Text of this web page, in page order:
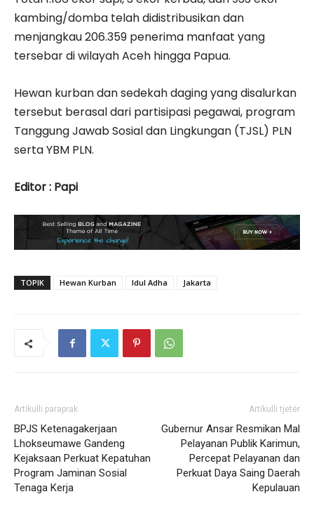
kambing/domba telah didistribusikan dan
menjangkau 206.359 penerima manfaat yang
tersebar di wilayah Aceh hingga Papua.
Hewan kurban dan sedekah daging yang disalurkan
tersebut berasal dari partisipasi pegawai, program
Tanggung Jawab Sosial dan Lingkungan (TJSL) PLN
serta YBM PLN.
Editor : Papi
TOPIK Hewan Kurban Idul Adha Jakarta
Artikulli paraprak
BPJS Ketenagakerjaan
Lhokseumawe Gandeng
Kejaksaan Perkuat Kepatuhan
Program Jaminan Sosial
Tenaga Kerja
Artikulli tjetër
Gubernur Ansar Resmikan Mal
Pelayanan Publik Karimun,
Percepat Pelayanan dan
Perkuat Daya Saing Daerah
Kepulauan